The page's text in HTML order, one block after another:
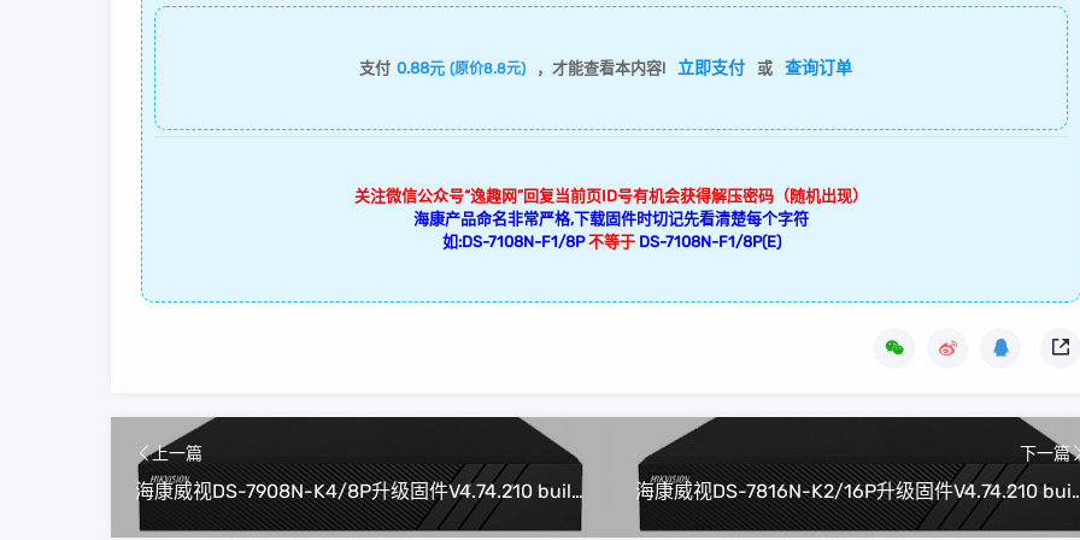
支付 0.88元 (原价8.8元) ，才能查看本内容! 立即支付 或 查询订单
关注微信公众号“逸趣网”回复当前页ID号有机会获得解压密码（随机出现）
海康产品命名非常严格,下载固件时切记先看清楚每个字符
如:DS-7108N-F1/8P 不等于 DS-7108N-F1/8P(E)
上一篇
海康威视DS-7908N-K4/8P升级固件V4.74.210 build 240108(可解绑萤石云)
下一篇
海康威视DS-7816N-K2/16P升级